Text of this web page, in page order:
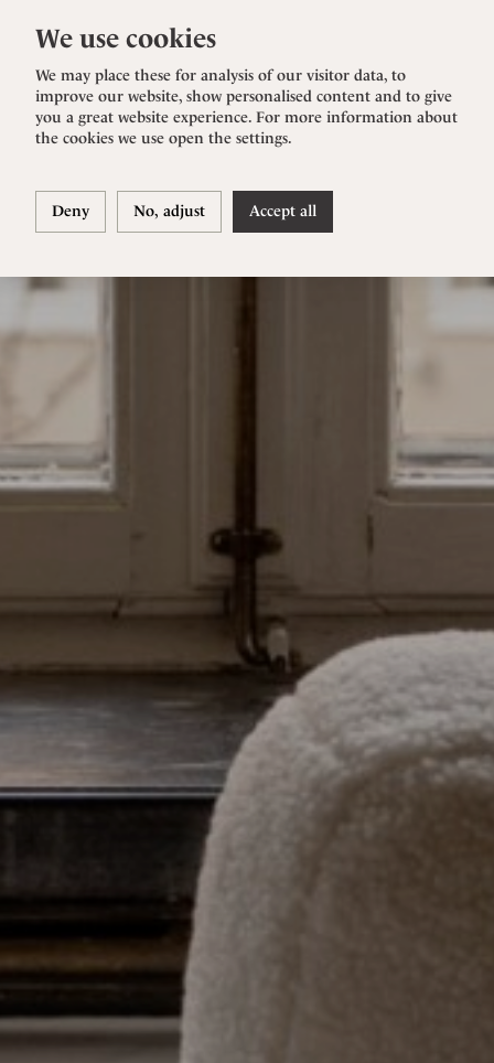
We use cookies
We may place these for analysis of our visitor data, to
improve our website, show personalised content and to give
you a great website experience. For more information about
the cookies we use open the settings.
Deny No, adjust Accept all